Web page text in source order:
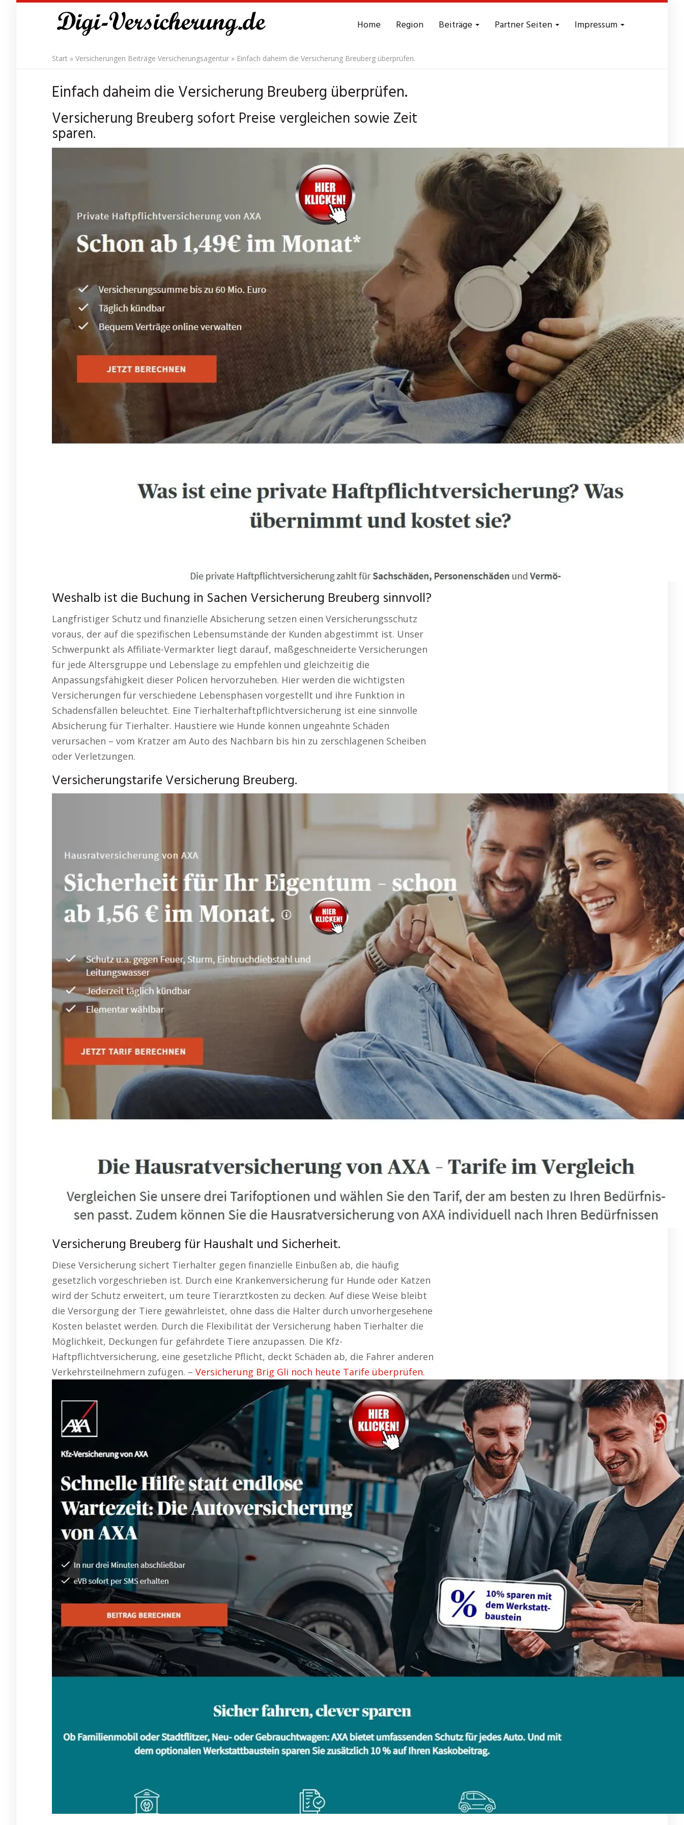
Home Region Beiträge Partner Seiten Impressum
Start » Versicherungen Beiträge Versicherungsagentur » Einfach daheim die Versicherung Breuberg überprüfen.
Einfach daheim die Versicherung Breuberg überprüfen.
Versicherung Breuberg sofort Preise vergleichen sowie Zeit
sparen.
Weshalb ist die Buchung in Sachen Versicherung Breuberg sinnvoll?
Langfristiger Schutz und finanzielle Absicherung setzen einen Versicherungsschutz
voraus, der auf die spezifischen Lebensumstände der Kunden abgestimmt ist. Unser
Schwerpunkt als Affiliate-Vermarkter liegt darauf, maßgeschneiderte Versicherungen
für jede Altersgruppe und Lebenslage zu empfehlen und gleichzeitig die
Anpassungsfähigkeit dieser Policen hervorzuheben. Hier werden die wichtigsten
Versicherungen für verschiedene Lebensphasen vorgestellt und ihre Funktion in
Schadensfällen beleuchtet. Eine Tierhalterhaftpflichtversicherung ist eine sinnvolle
Absicherung für Tierhalter. Haustiere wie Hunde können ungeahnte Schäden
verursachen – vom Kratzer am Auto des Nachbarn bis hin zu zerschlagenen Scheiben
oder Verletzungen.
Versicherungstarife Versicherung Breuberg.
Versicherung Breuberg für Haushalt und Sicherheit.
Diese Versicherung sichert Tierhalter gegen finanzielle Einbußen ab, die häufig
gesetzlich vorgeschrieben ist. Durch eine Krankenversicherung für Hunde oder Katzen
wird der Schutz erweitert, um teure Tierarztkosten zu decken. Auf diese Weise bleibt
die Versorgung der Tiere gewährleistet, ohne dass die Halter durch unvorhergesehene
Kosten belastet werden. Durch die Flexibilität der Versicherung haben Tierhalter die
Möglichkeit, Deckungen für gefährdete Tiere anzupassen. Die Kfz-
Haftpflichtversicherung, eine gesetzliche Pflicht, deckt Schäden ab, die Fahrer anderen
Verkehrsteilnehmern zufügen. – Versicherung Brig Gli noch heute Tarife überprüfen.